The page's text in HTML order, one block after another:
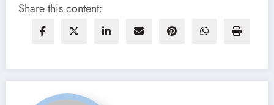
Share this content: